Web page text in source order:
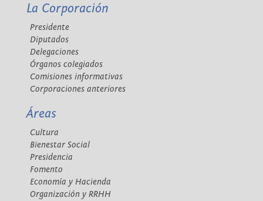
La Corporación
Presidente
Diputados
Delegaciones
Órganos colegiados
Comisiones informativas
Corporaciones anteriores
Áreas
Cultura
Bienestar Social
Presidencia
Fomento
Economía y Hacienda
Organización y RRHH